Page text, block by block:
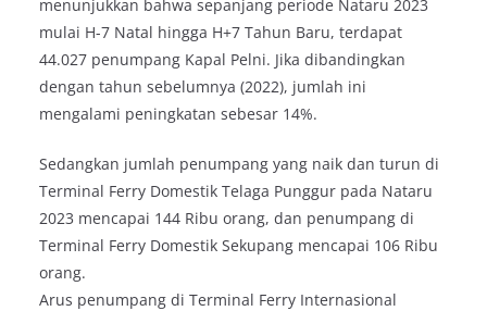
menunjukkan bahwa sepanjang periode Nataru 2023
mulai H-7 Natal hingga H+7 Tahun Baru, terdapat
44.027 penumpang Kapal Pelni. Jika dibandingkan
dengan tahun sebelumnya (2022), jumlah ini
mengalami peningkatan sebesar 14%.
Sedangkan jumlah penumpang yang naik dan turun di
Terminal Ferry Domestik Telaga Punggur pada Nataru
2023 mencapai 144 Ribu orang, dan penumpang di
Terminal Ferry Domestik Sekupang mencapai 106 Ribu
orang.
Arus penumpang di Terminal Ferry Internasional